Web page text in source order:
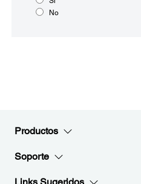
No
Productos
Soporte